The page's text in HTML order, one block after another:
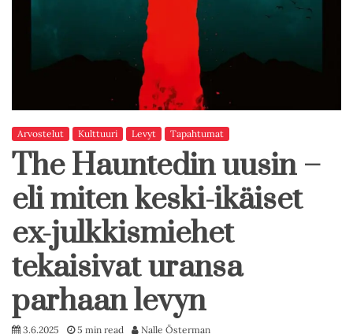
Arvostelut Kulttuuri Levyt Tapahtumat
The Hauntedin uusin –
eli miten keski-ikäiset
ex-julkkismiehet
tekaisivat uransa
parhaan levyn
3.6.2025 5 min read Nalle Österman